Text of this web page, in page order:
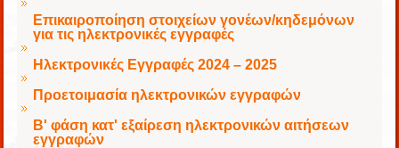
Επικαιροποίηση στοιχείων γονέων/κηδεμόνων
για τις ηλεκτρονικές εγγραφές
Ηλεκτρονικές Εγγραφές 2024 – 2025
Προετοιμασία ηλεκτρονικών εγγραφών
Β' φάση κατ' εξαίρεση ηλεκτρονικών αιτήσεων
εγγραφών